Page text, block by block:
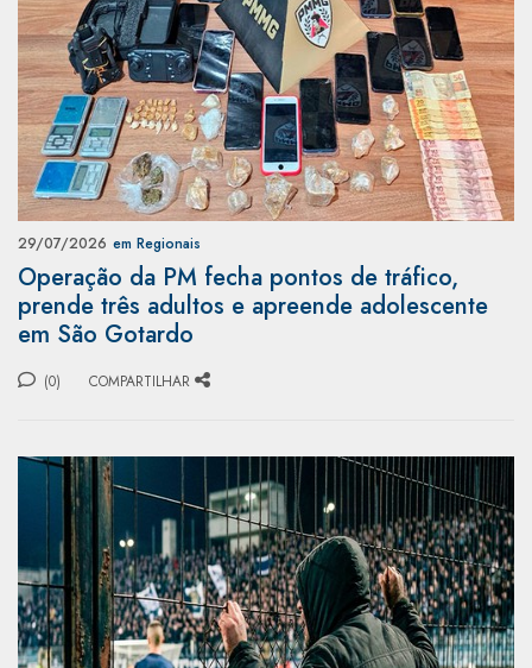
29/07/2026 em Regionais
Operação da PM fecha pontos de tráfico,
prende três adultos e apreende adolescente
em São Gotardo
(0) COMPARTILHAR